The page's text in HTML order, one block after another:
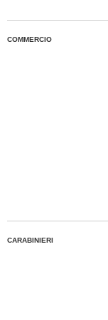
COMMERCIO
CARABINIERI